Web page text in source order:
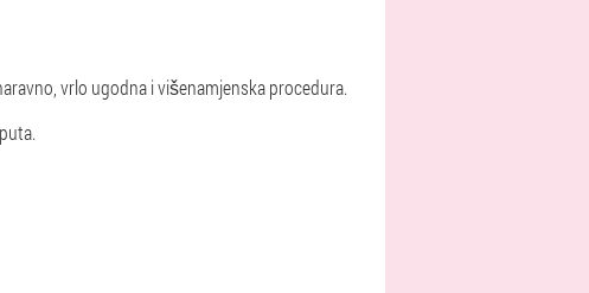
vrlo ugodna i višenamjenska procedura.